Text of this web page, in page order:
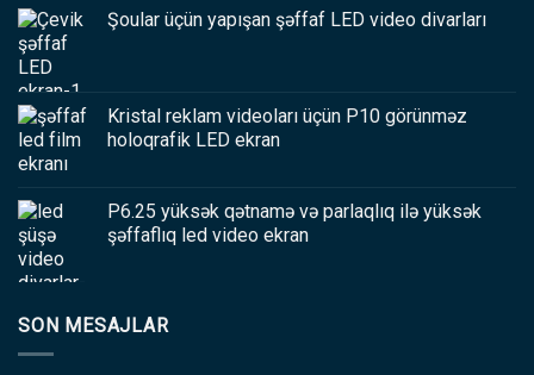
Şoular üçün yapışan şəffaf LED video divarları
Kristal reklam videoları üçün P10 görünməz
holoqrafik LED ekran
P6.25 yüksək qətnamə və parlaqlıq ilə yüksək
şəffaflıq led video ekran
SON MESAJLAR